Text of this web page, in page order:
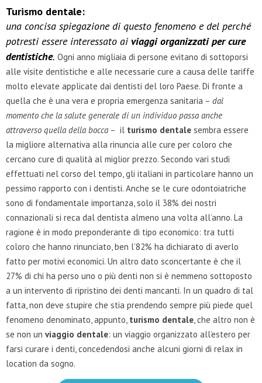
Turismo dentale:
una concisa spiegazione di questo fenomeno e del perché
potresti essere interessato ai viaggi organizzati per cure
dentistiche. Ogni anno migliaia di persone evitano di sottoporsi
alle visite dentistiche e alle necessarie cure a causa delle tariffe
molto elevate applicate dai dentisti del loro Paese. Di fronte a
quella che è una vera e propria emergenza sanitaria – dal
momento che la salute generale di un individuo passa anche
attraverso quella della bocca – il turismo dentale sembra essere
la migliore alternativa alla rinuncia alle cure per coloro che
cercano cure di qualità al miglior prezzo. Secondo vari studi
effettuati nel corso del tempo, gli italiani in particolare hanno un
pessimo rapporto con i dentisti. Anche se le cure odontoiatriche
sono di fondamentale importanza, solo il 38% dei nostri
connazionali si reca dal dentista almeno una volta all’anno. La
ragione è in modo preponderante di tipo economico: tra tutti
coloro che hanno rinunciato, ben l’82% ha dichiarato di averlo
fatto per motivi economici. Un altro dato sconcertante è che il
27% di chi ha perso uno o più denti non si è nemmeno sottoposto
a un intervento di ripristino dei denti mancanti. In un quadro di tal
fatta, non deve stupire che stia prendendo sempre più piede quel
fenomeno denominato, appunto, turismo dentale, che altro non è
se non un viaggio dentale: un viaggio organizzato all’estero per
farsi curare i denti, concedendosi anche alcuni giorni di relax in
location da sogno.